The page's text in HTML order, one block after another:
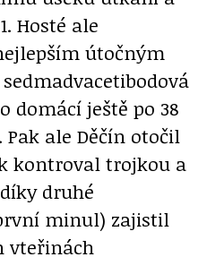
Hosté ale
útočným
domácí ještě po 38
Pak ale Děčín otočil
kontroval trojkou a
druhé
minul) zajistil
vteřinách